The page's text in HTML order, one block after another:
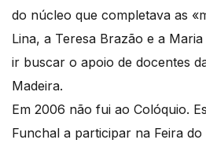
do núcleo que completava as
Lina, a Teresa Brazão e a
ir buscar o apoio de docentes
Madeira.
Em 2006 não fui ao Colóquio.
Funchal a participar na Feira